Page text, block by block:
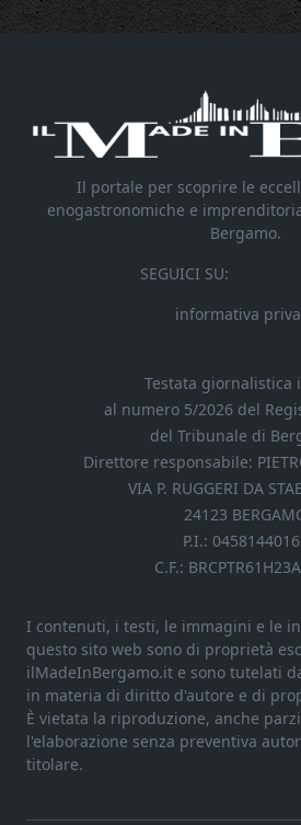
Il portale per scoprire le
enogastronomiche e
Bergamo.
SEGUICI SU:
informativa
Testata giornalistica
al numero 5/2026 del
del Tribunale di
Direttore responsabile:
VIA P. RUGGERI DA
24123
P.I.:
C.F.:
I contenuti, i testi, le immagini e le
questo sito web sono di proprietà
ilMadeInBergamo.it e sono tutelati
in materia di diritto d'autore e di
È vietata la riproduzione, anche
l'elaborazione senza preventiva
titolare.